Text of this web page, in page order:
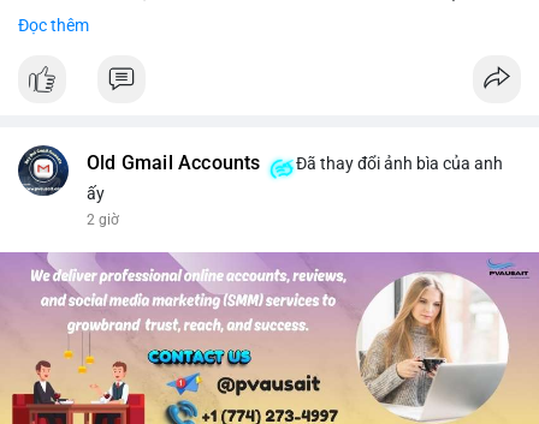
hoàn toàn nhịp điều chỉnh.
Khuyến nghị giao dịch cụ thể:
- Mục tiêu chốt lời: TP1: 77.50, TP2: 78.80
- Cắt lỗ: 74.90 (dưới vùng hỗ trợ gần nhất)
chốt 50% vị thế tại TP1 và dời stop loss về điểm hòa vốn.
#solusdt #longsol #vung76 #breakoutsol #lenhmuasol
Đọc thêm
Old Gmail Accounts
Đã thay đổi ảnh bìa của anh
ấy
2 giờ